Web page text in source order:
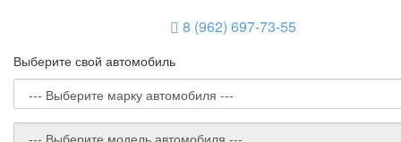
8 (962) 697-73-55
Выберите свой автомобиль